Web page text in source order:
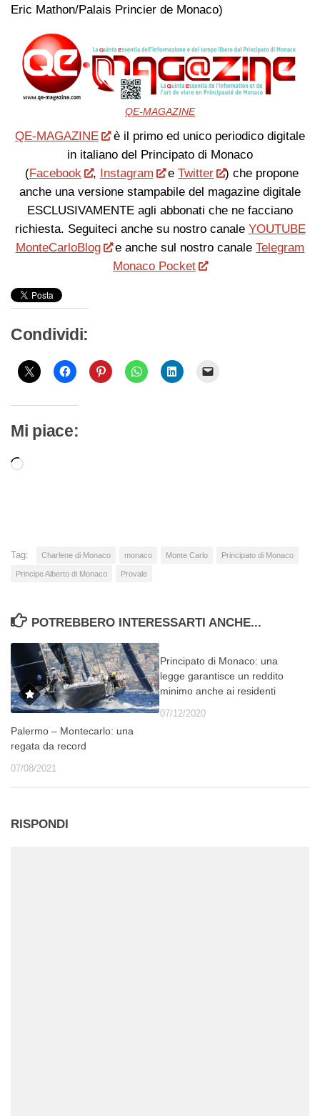
Eric Mathon/Palais Princier de Monaco)
QE-MAGAZINE
QE-MAGAZINE
è il primo ed unico periodico digitale
in italiano del Principato di Monaco
(Facebook , Instagram eTwitter
) che propone
anche una versione stampabile del magazine digitale
ESCLUSIVAMENTE agli abbonati che ne facciano
richiesta. Seguiteci anche su nostro canale YOUTUBE
MonteCarloBlog
e anche sul nostro canaleTelegram
Monaco Pocket
Condividi:
Mi piace:
Caricamento
Tag: Charlene di Monaco monaco Monte Carlo Principato di Monaco
Principe Alberto di Monaco Provale
POTREBBERO INTERESSARTI ANCHE...
Palermo – Montecarlo: una
regata da record
07/08/2021
Principato di Monaco: una
legge garantisce un reddito
minimo anche ai residenti
07/12/2020
RISPONDI